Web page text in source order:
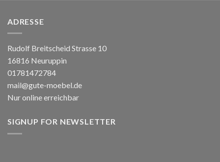
ADRESSE
Rudolf Breitscheid Strasse 10
16816 Neuruppin
01781472784
mail@gute-moebel.de
Nur online erreichbar
SIGNUP FOR NEWSLETTER